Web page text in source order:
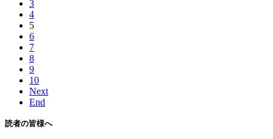
3
4
5
6
7
8
9
10
Next
End
読者の皆様へ